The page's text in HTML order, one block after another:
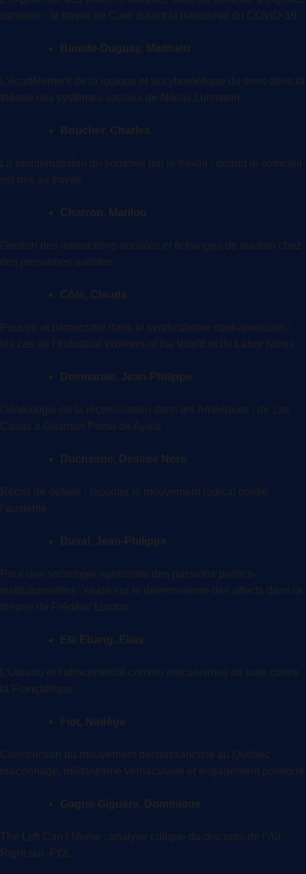
sanitaire : le travail de Care durant la pandémie du COVID-19
Binette-Duguay, Matthieu
L’écartèlement de la logique et la cybernétique du sens dans la
théorie des systèmes sociaux de Niklas Luhmann
Boucher, Charles
La problématision du sommeil par le travail : quand le sommeil
est mis au travail
Charron, Marilou
Gestion des interactions sociales et échanges de soutien chez
des personnes autistes
Côté, Claude
Pouvoir et démocratie dans le syndicalisme nord-américain :
les cas de l’Industrial Workers of the World et de Labor Notes
Desmarais, Jean-Philippe
Généalogie de la réconciliation dans les Amériques : de Las
Casas à Guaman Poma de Ayala
Duchesne, Désirée Nore
Récits de défaite : raconter le mouvement radical contre
l’austérité
Duval, Jean-Philippe
Pour une sociologie spinoziste des passions politico-
institutionnelles : étude sur le déterminisme des affects dans la
théorie de Frédéric Lordon
Ela Ebang, Elias
L’Ubuntu et l’afrocentricité comme mécanismes de lutte contre
la Françafrique
Fiot, Nadège
Construction du mouvement décroissanciste au Québec :
braconnage, militantisme vernaculaire et engagement politique
Gagné-Giguère, Dominique
The Left Can’t Meme : analyse critique du discours de l’Alt-
Right sur -POL-